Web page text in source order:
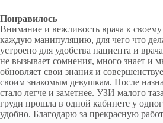
Понравилось
Внимание и вежливость врача к своему
каждую манипуляцию, для чего что
устроено для удобства пациента и
не вызывает сомнения, много знает и
обновляет свои знания и
своим знакомым девушкам. После
стало легче и заметнее. УЗИ малого
груди прошла в одной кабинете у
удобно. Благодарю за прекрасную